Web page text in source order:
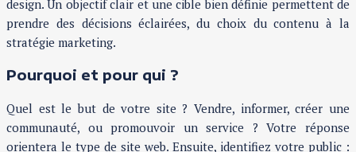
design. Un objectif clair et une cible bien définie permettent de
prendre des décisions éclairées, du choix du contenu à la
stratégie marketing.
Pourquoi et pour qui ?
Quel est le but de votre site ? Vendre, informer, créer une
communauté, ou promouvoir un service ? Votre réponse
orientera le type de site web. Ensuite, identifiez votre public :